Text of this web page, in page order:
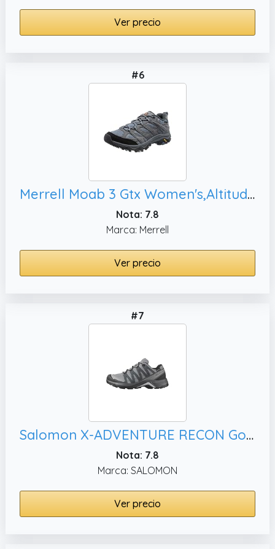
Ver precio
#6
Merrell Moab 3 Gtx Women's,Altitude 39 EU
Nota: 7.8
Marca: Merrell
Ver precio
#7
Salomon X-ADVENTURE RECON Gore-Tex impermeables Zapatillas impermeables de senderismo para mujer
Nota: 7.8
Marca: SALOMON
Ver precio